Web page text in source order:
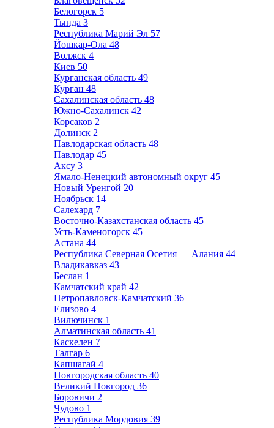
Белогорск 5
Тында 3
Республика Марий Эл 57
Йошкар-Ола 48
Волжск 4
Киев 50
Курганская область 49
Курган 48
Сахалинская область 48
Южно-Сахалинск 42
Корсаков 2
Долинск 2
Павлодарская область 48
Павлодар 45
Аксу 3
Ямало-Ненецкий автономный округ 45
Новый Уренгой 20
Ноябрьск 14
Салехард 7
Восточно-Казахстанская область 45
Усть-Каменогорск 45
Астана 44
Республика Северная Осетия — Алания 44
Владикавказ 43
Беслан 1
Камчатский край 42
Петропавловск-Камчатский 36
Елизово 4
Вилючинск 1
Алматинская область 41
Каскелен 7
Талгар 6
Капшагай 4
Новгородская область 40
Великий Новгород 36
Боровичи 2
Чудово 1
Республика Мордовия 39